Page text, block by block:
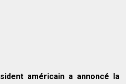
américain a annoncé la